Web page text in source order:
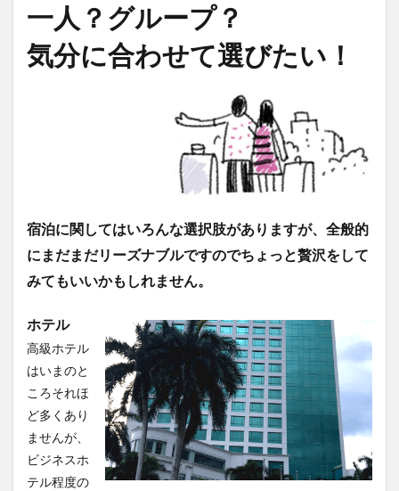
一人？グループ？
気分に合わせて選びたい！
宿泊に関してはいろんな選択肢がありますが、全般的
にまだまだリーズナブルですのでちょっと贅沢をして
みてもいいかもしれません。
ホテル
高級ホテル
はいまのと
ころそれほ
ど多くあり
ませんが、
ビジネスホ
テル程度の